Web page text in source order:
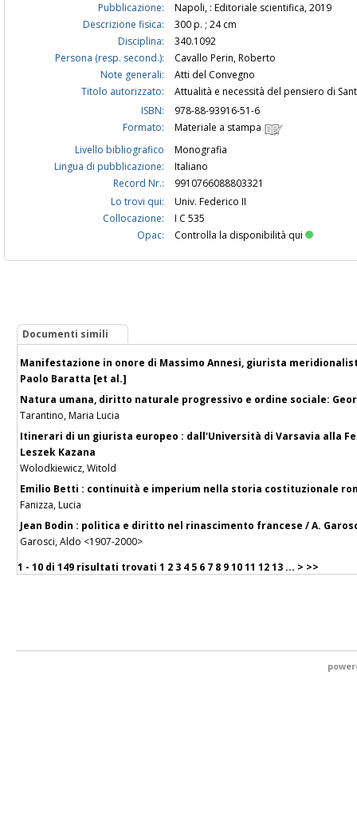
Pubblicazione:
Napoli, : Editoriale scientifica, 2019
Descrizione fisica:
300 p. ; 24 cm
Disciplina:
340.1092
Persona (resp. second.):
Cavallo Perin, Roberto
Note generali:
Atti del Convegno
Titolo autorizzato:
Attualità e necessità del pensiero di
ISBN:
978-88-93916-51-6
Formato:
Materiale a stampa
Livello bibliografico
Monografia
Lingua di pubblicazione:
Italiano
Record Nr.:
9910766088803321
Lo trovi qui:
Univ. Federico II
Collocazione:
I C 535
Opac:
Controlla la disponibilità qui
Documenti simili
Manifestazione in onore di Massimo Annesi, giurista
Paolo Baratta [et al.]
Natura umana, diritto naturale progressivo e ordine sociale:
Tarantino, Maria Lucia
Itinerari di un giurista europeo : dall'Università di Varsavia alla
Leszek Kazana
Wolodkiewicz, Witold
Emilio Betti : continuità e imperium nella storia costituzionale
Fanizza, Lucia
Jean Bodin : politica e diritto nel rinascimento francese / A.
Garosci, Aldo <1907-2000>
1 - 10 di 149 risultati trovati 1 2 3 4 5 6 7 8 91011 1213 ... > >>